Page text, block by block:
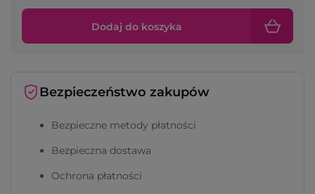
Dodaj do koszyka
Bezpieczeństwo zakupów
Bezpieczne metody płatności
Bezpieczna dostawa
Ochrona płatności